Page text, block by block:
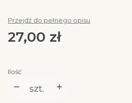
Przejdź do pełnego opisu
Cena
27,00 zł
Ilość
szt.